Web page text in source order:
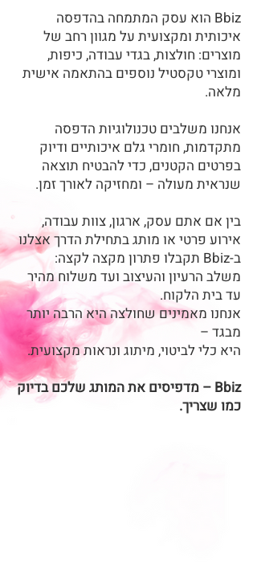
Bbiz הוא עסק המתמחה בהדפסה
איכותית ומקצועית על מגוון רחב של
מוצרים: חולצות, בגדי עבודה, כיפות,
ומוצרי טקסטיל נוספים בהתאמה אישית
מלאה.
אנחנו משלבים טכנולוגיות הדפסה
מתקדמות, חומרי גלם איכותיים ודיוק
בפרטים הקטנים, כדי להבטיח תוצאה
שנראית מעולה – ומחזיקה לאורך זמן.
בין אם אתם עסק, ארגון, צוות עבודה,
אירוע פרטי או מותג בתחילת הדרך אצלנו
ב-Bbiz תקבלו פתרון מקצה לקצה:
משלב הרעיון והעיצוב ועד משלוח מהיר
עד בית הלקוח.
אנחנו מאמינים שחולצה היא הרבה יותר
מבגד –
היא כלי לביטוי, מיתוג ונראות מקצועית.
Bbiz – מדפיסים את המותג שלכם בדיוק
כמו שצריך.